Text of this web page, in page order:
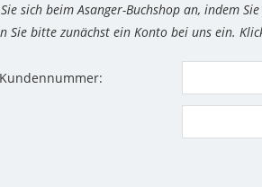
sich beim Asanger-Buchshop an, indem
Sie bitte zunächst ein Konto bei uns ein.